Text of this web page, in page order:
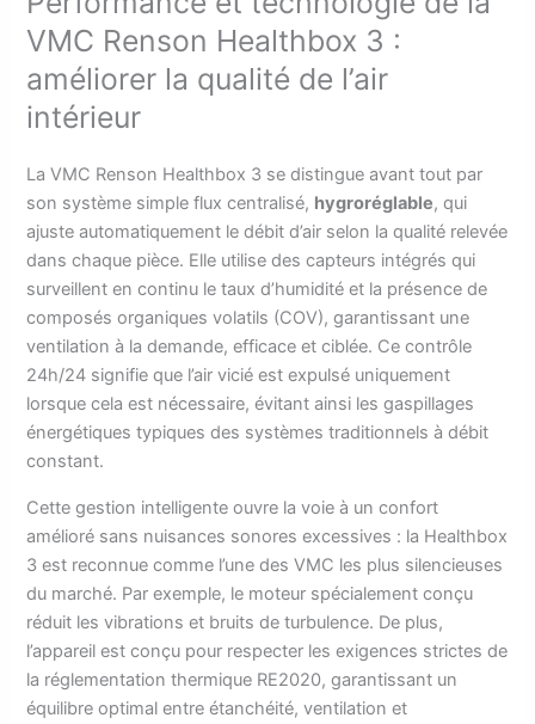
VMC Renson Healthbox 3 :
améliorer la qualité de l’air
intérieur
La VMC Renson Healthbox 3 se distingue avant tout par
son système simple flux centralisé, hygroréglable, qui
ajuste automatiquement le débit d’air selon la qualité relevée
dans chaque pièce. Elle utilise des capteurs intégrés qui
surveillent en continu le taux d’humidité et la présence de
composés organiques volatils (COV), garantissant une
ventilation à la demande, efficace et ciblée. Ce contrôle
24h/24 signifie que l’air vicié est expulsé uniquement
lorsque cela est nécessaire, évitant ainsi les gaspillages
énergétiques typiques des systèmes traditionnels à débit
constant.
Cette gestion intelligente ouvre la voie à un confort
amélioré sans nuisances sonores excessives : la Healthbox
3 est reconnue comme l’une des VMC les plus silencieuses
du marché. Par exemple, le moteur spécialement conçu
réduit les vibrations et bruits de turbulence. De plus,
l’appareil est conçu pour respecter les exigences strictes de
la réglementation thermique RE2020, garantissant un
équilibre optimal entre étanchéité, ventilation et